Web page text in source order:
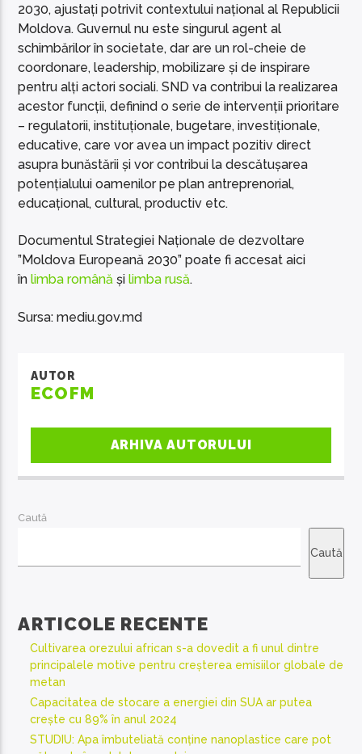
2030, ajustați potrivit contextului național al Republicii
Moldova. Guvernul nu este singurul agent al
schimbărilor în societate, dar are un rol-cheie de
coordonare, leadership, mobilizare și de inspirare
pentru alți actori sociali. SND va contribui la realizarea
acestor funcții, definind o serie de intervenții prioritare
– regulatorii, instituționale, bugetare, investiționale,
educative, care vor avea un impact pozitiv direct
asupra bunăstării și vor contribui la descătușarea
potențialului oamenilor pe plan antreprenorial,
educațional, cultural, productiv etc.
Documentul Strategiei Naționale de dezvoltare
”Moldova Europeană 2030” poate fi accesat aici
înlimba română șilimba rusă.
Sursa: mediu.gov.md
AUTOR
ECOFM
ARHIVA AUTORULUI
Caută
Caută
ARTICOLE RECENTE
Cultivarea orezului african s-a dovedit a fi unul dintre
principalele motive pentru creșterea emisiilor globale de
metan
Capacitatea de stocare a energiei din SUA ar putea
crește cu 89% în anul 2024
STUDIU: Apa îmbuteliată conține nanoplastice care pot